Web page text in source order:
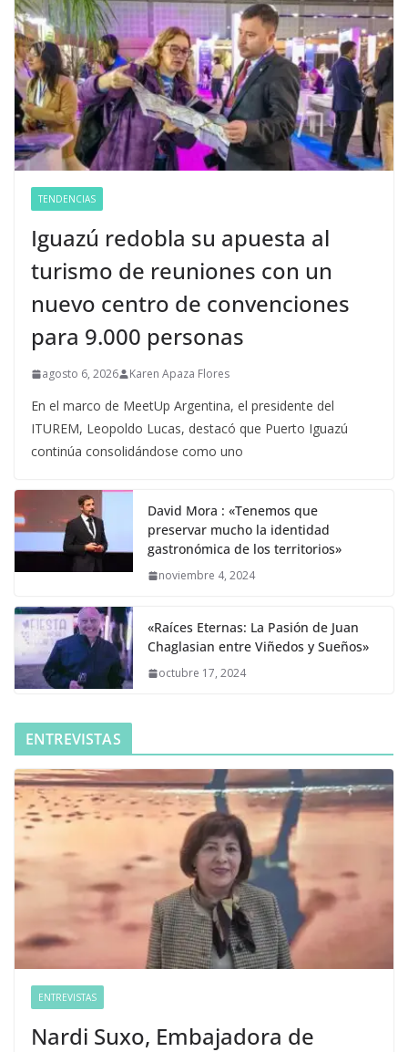
TENDENCIAS
Iguazú redobla su apuesta al
turismo de reuniones con un
nuevo centro de convenciones
para 9.000 personas
agosto 6, 2026 Karen Apaza Flores
En el marco de MeetUp Argentina, el presidente del
ITUREM, Leopoldo Lucas, destacó que Puerto Iguazú
continúa consolidándose como uno
David Mora : «Tenemos que
preservar mucho la identidad
gastronómica de los territorios»
noviembre 4, 2024
«Raíces Eternas: La Pasión de Juan
Chaglasian entre Viñedos y Sueños»
octubre 17, 2024
ENTREVISTAS
ENTREVISTAS
Nardi Suxo, Embajadora de